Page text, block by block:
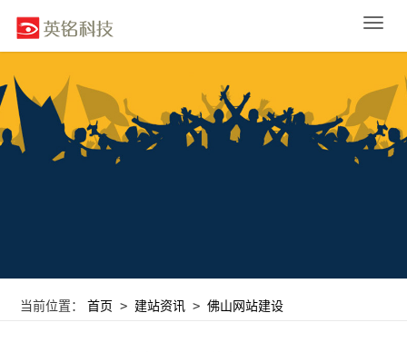
Toggle
当前位置：首页 >建站资讯 >佛山网站建设